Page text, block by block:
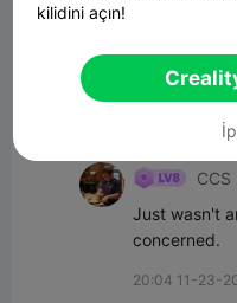
Tüm
Just wasn't
concerned.
20:04 11-23-
kilidini açın!